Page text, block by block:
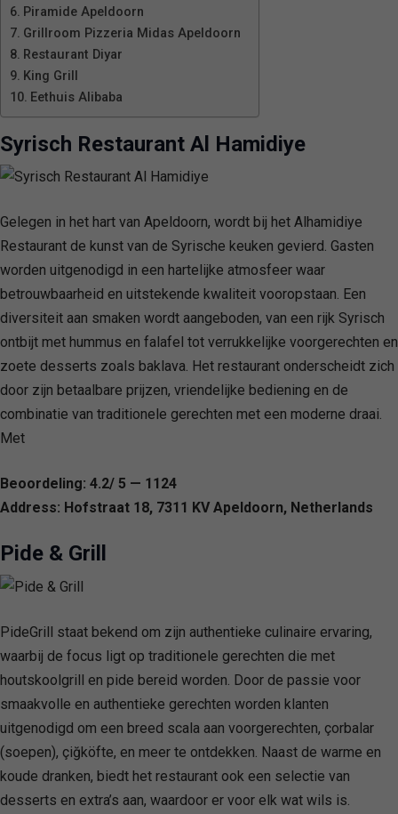
Piramide Apeldoorn
Grillroom Pizzeria Midas Apeldoorn
Restaurant Diyar
King Grill
Eethuis Alibaba
Syrisch Restaurant Al Hamidiye
Gelegen in het hart van Apeldoorn, wordt bij het Alhamidiye
Restaurant de kunst van de Syrische keuken gevierd. Gasten
worden uitgenodigd in een hartelijke atmosfeer waar
betrouwbaarheid en uitstekende kwaliteit vooropstaan. Een
diversiteit aan smaken wordt aangeboden, van een rijk Syrisch
ontbijt met hummus en falafel tot verrukkelijke voorgerechten en
zoete desserts zoals baklava. Het restaurant onderscheidt zich
door zijn betaalbare prijzen, vriendelijke bediening en de
combinatie van traditionele gerechten met een moderne draai.
Met
Beoordeling: 4.2/ 5 — 1124
Address: Hofstraat 18, 7311 KV Apeldoorn, Netherlands
Pide & Grill
PideGrill staat bekend om zijn authentieke culinaire ervaring,
waarbij de focus ligt op traditionele gerechten die met
houtskoolgrill en pide bereid worden. Door de passie voor
smaakvolle en authentieke gerechten worden klanten
uitgenodigd om een breed scala aan voorgerechten, çorbalar
(soepen), çiğköfte, en meer te ontdekken. Naast de warme en
koude dranken, biedt het restaurant ook een selectie van
desserts en extra’s aan, waardoor er voor elk wat wils is.